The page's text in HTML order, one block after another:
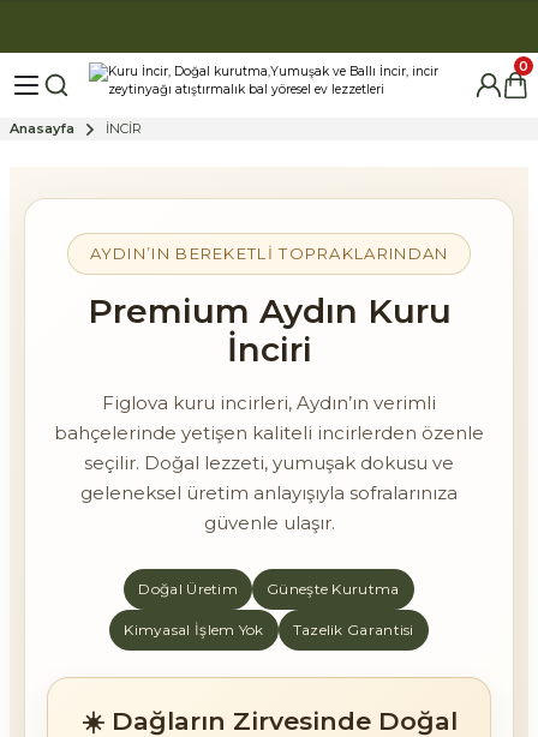
0
Anasayfa İNCİR
AYDIN’IN BEREKETLI TOPRAKLARINDAN
Premium Aydın Kuru
İnciri
Figlova kuru incirleri, Aydın’ın verimli
bahçelerinde yetişen kaliteli incirlerden özenle
seçilir. Doğal lezzeti, yumuşak dokusu ve
geleneksel üretim anlayışıyla sofralarınıza
güvenle ulaşır.
Doğal Üretim Güneşte Kurutma
Kimyasal İşlem Yok Tazelik Garantisi
☀️ Dağların Zirvesinde Doğal